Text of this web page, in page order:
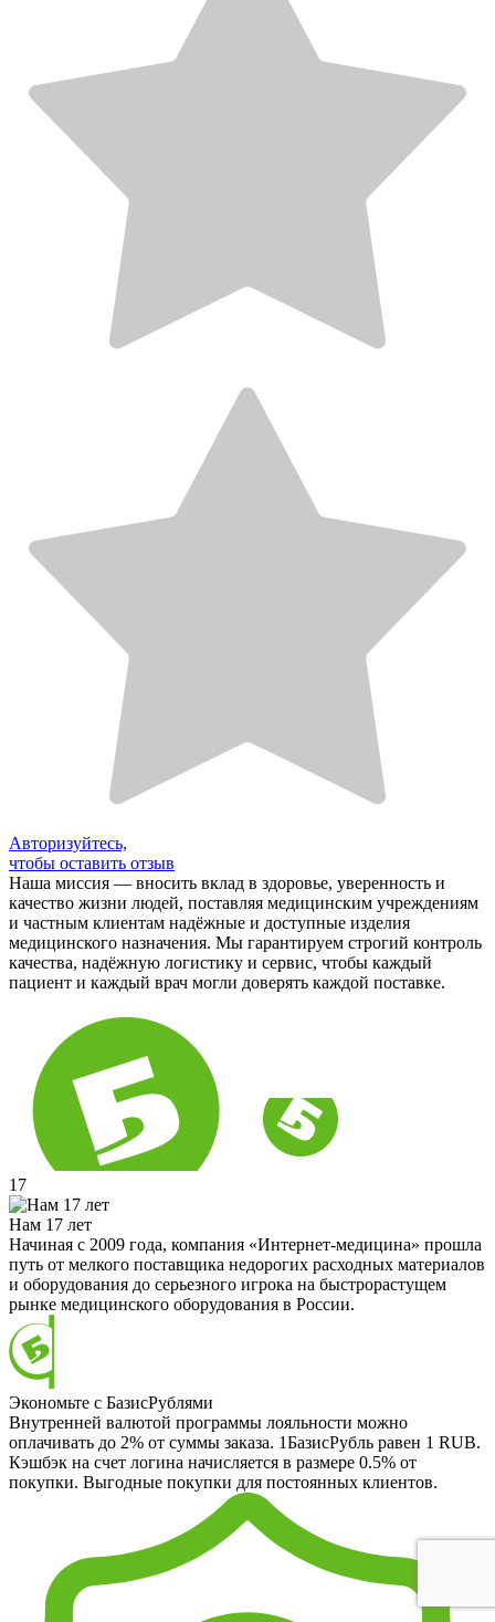
Авторизуйтесь,
чтобы оставить отзыв
Наша миссия — вносить вклад в здоровье, уверенность и
качество жизни людей, поставляя медицинским учреждениям
и частным клиентам надёжные и доступные изделия
медицинского назначения. Мы гарантируем строгий контроль
качества, надёжную логистику и сервис, чтобы каждый
пациент и каждый врач могли доверять каждой поставке.
17
Нам 17 лет
Начиная с 2009 года, компания «Интернет-медицина» прошла
путь от мелкого поставщика недорогих расходных материалов
и оборудования до серьезного игрока на быстрорастущем
рынке медицинского оборудования в России.
Экономьте с БазисРублями
Внутренней валютой программы лояльности можно
оплачивать до 2% от суммы заказа. 1БазисРубль равен 1 RUB.
Кэшбэк на счет логина начисляется в размере 0.5% от
покупки. Выгодные покупки для постоянных клиентов.